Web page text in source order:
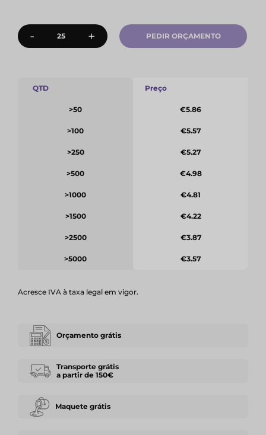
- + PEDIR ORÇAMENTO
QTD
>50
>100
>250
>500
>1000
>1500
>2500
>5000
Preço
€5.86
€5.57
€5.27
€4.98
€4.81
€4.22
€3.87
€3.57
Acresce IVA à taxa legal em vigor.
Orçamento grátis
Transporte grátis
a partir de 150€
Maquete grátis